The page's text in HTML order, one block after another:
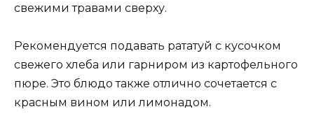
свежими травами сверху.
Рекомендуется подавать рататуй с кусочком
свежего хлеба или гарниром из картофельного
пюре. Это блюдо также отлично сочетается с
красным вином или лимонадом.